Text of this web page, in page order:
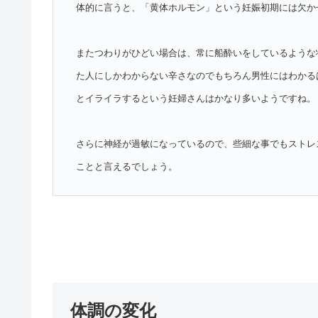
体的に言うと、「黄体ホルモン」という妊娠初期には欠
またつわりがひどい場合は、常に船酔いをしているよう
た人にしかわからない辛さなのでもちろん男性にはわか
とイライラするという妊婦さんはかなり多いようですね。
さらに神経が過敏になっているので、些細な事でもスト
ことと言えるでしょう。
体調の変化